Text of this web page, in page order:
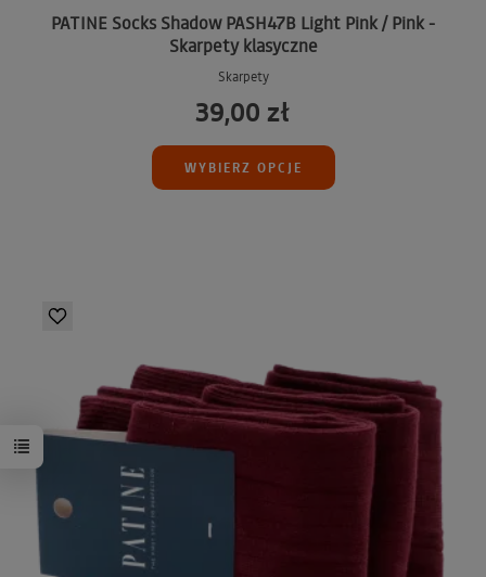
PATINE Socks Shadow PASH47B Light Pink / Pink -
Skarpety klasyczne
Skarpety
39,00 zł
WYBIERZ OPCJE